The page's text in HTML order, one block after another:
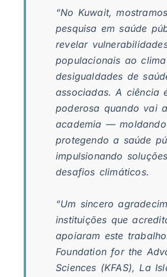
“No Kuwait,
pesquisa em saúde
revelar
populacionais ao
desigualdades de
associadas. A ciência
poderosa quando vai
academia —
protegendo a saúde
impulsionando
desafios climáticos.
“Um sincero
instituições que
apoiaram este
Foundation for the
Sciences (KFAS), La